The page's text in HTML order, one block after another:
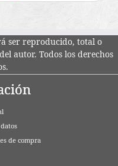
ser reproducido, total o
autor. Todos los derechos
de compra